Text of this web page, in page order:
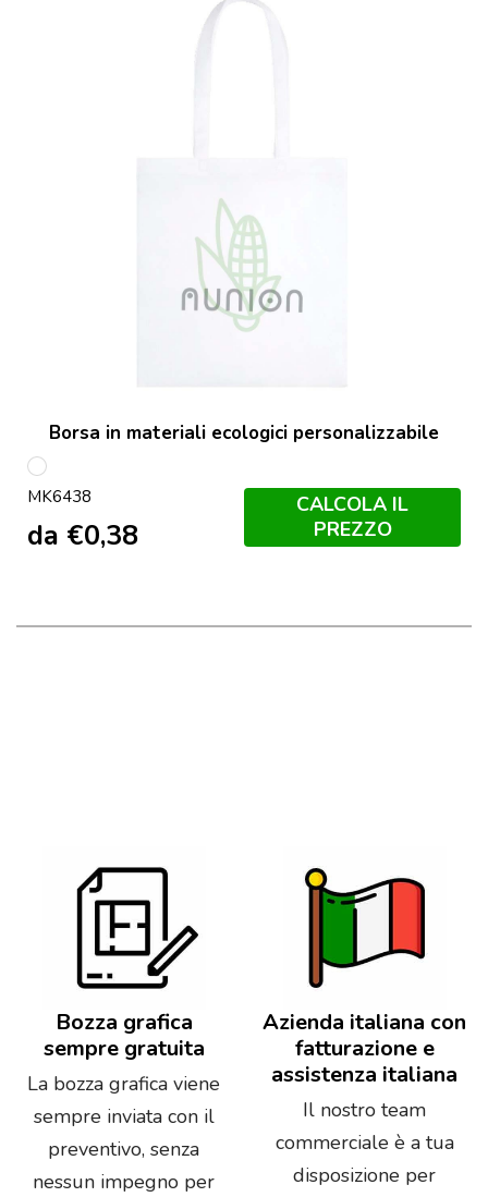
Borsa in materiali ecologici personalizzabile
Bianco
MK6438
da €0,38
CALCOLA IL
PREZZO
Bozza grafica
sempre gratuita
La bozza grafica viene
sempre inviata con il
preventivo, senza
nessun impegno per
Azienda italiana con
fatturazione e
assistenza italiana
Il nostro team
commerciale è a tua
disposizione per